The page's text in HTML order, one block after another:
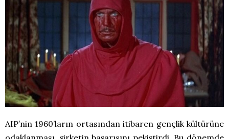
AIP’nin 1960’ların ortasından itibaren gençlik kültürüne